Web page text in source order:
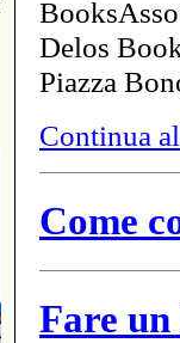
Delos
Piazza
Continua
Come
Fare